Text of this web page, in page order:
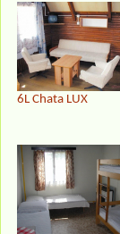
6L Chata LUX